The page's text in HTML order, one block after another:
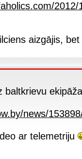
aizgājis,
baltkrievu
news/
ar telemetriju